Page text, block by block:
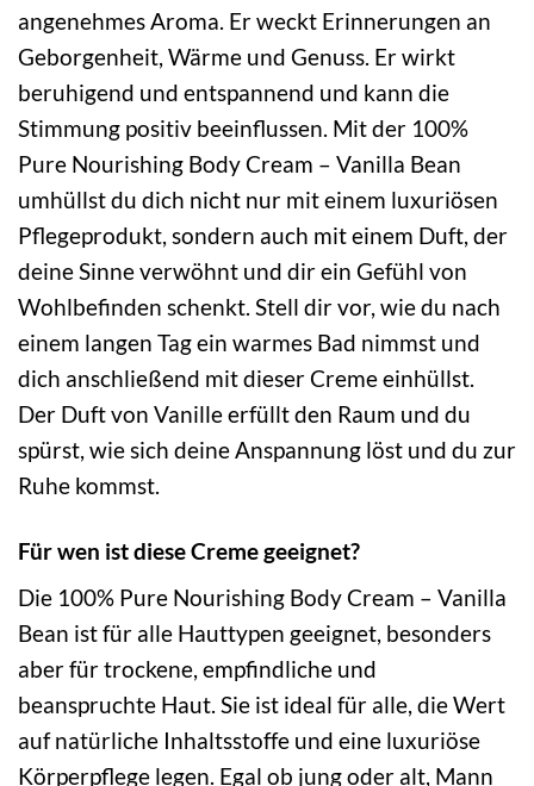
angenehmes Aroma. Er weckt Erinnerungen an
Geborgenheit, Wärme und Genuss. Er wirkt
beruhigend und entspannend und kann die
Stimmung positiv beeinflussen. Mit der 100%
Pure Nourishing Body Cream – Vanilla Bean
umhüllst du dich nicht nur mit einem luxuriösen
Pflegeprodukt, sondern auch mit einem Duft, der
deine Sinne verwöhnt und dir ein Gefühl von
Wohlbefinden schenkt. Stell dir vor, wie du nach
einem langen Tag ein warmes Bad nimmst und
dich anschließend mit dieser Creme einhüllst.
Der Duft von Vanille erfüllt den Raum und du
spürst, wie sich deine Anspannung löst und du zur
Ruhe kommst.
Für wen ist diese Creme geeignet?
Die 100% Pure Nourishing Body Cream – Vanilla
Bean ist für alle Hauttypen geeignet, besonders
aber für trockene, empfindliche und
beanspruchte Haut. Sie ist ideal für alle, die Wert
auf natürliche Inhaltsstoffe und eine luxuriöse
Körperpflege legen. Egal ob jung oder alt, Mann